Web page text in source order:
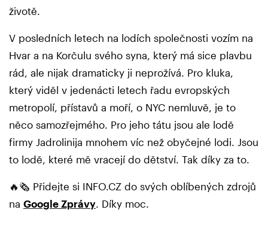
životě.
V posledních letech na lodích společnosti vozím na
Hvar a na Korčulu svého syna, který má sice plavbu
rád, ale nijak dramaticky ji neprožívá. Pro kluka,
který viděl v jedenácti letech řadu evropských
metropolí, přístavů a moří, o NYC nemluvě, je to
něco samozřejmého. Pro jeho tátu jsou ale lodě
firmy Jadrolinija mnohem víc než obyčejné lodi. Jsou
to lodě, které mě vracejí do dětství. Tak díky za to.
🔥🗞️ Přidejte si INFO.CZ do svých oblíbených zdrojů
na Google Zprávy . Díky moc.